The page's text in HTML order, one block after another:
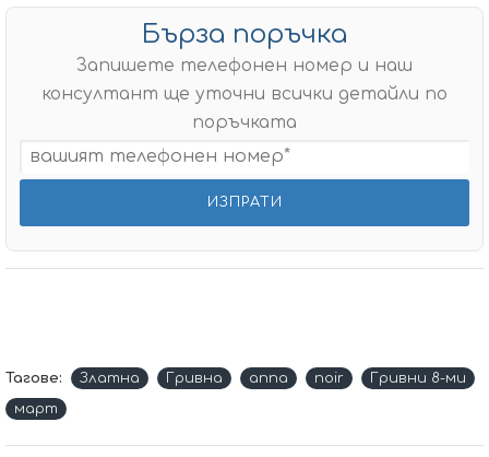
Бърза поръчка
Запишете телефонен номер и наш
консултант ще уточни всички детайли по
поръчката
Тагове: Златна Гривна anna noir
Гривни 8-ми
март